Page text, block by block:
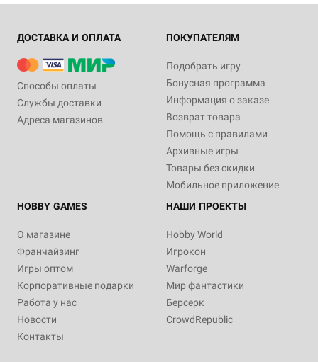
ДОСТАВКА И ОПЛАТА
Способы оплаты
Службы доставки
Адреса магазинов
ПОКУПАТЕЛЯМ
Подобрать игру
Бонусная программа
Информация о заказе
Возврат товара
Помощь с правилами
Архивные игры
Товары без скидки
Мобильное приложение
HOBBY GAMES
О магазине
Франчайзинг
Игры оптом
Корпоративные подарки
Работа у нас
Новости
Контакты
НАШИ ПРОЕКТЫ
Hobby World
Игрокон
Warforge
Мир фантастики
Берсерк
CrowdRepublic